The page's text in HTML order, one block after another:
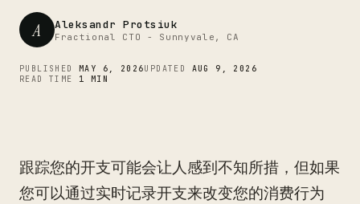
A Aleksandr Protsiuk
Fractional CTO - Sunnyvale, CA
PUBLISHED MAY 6, 2026UPDATED AUG 9, 2026
READ TIME 1 MIN
跟踪您的开支可能会让人感到不知所措，但如果
您可以通过实时记录开支来改变您的消费行为